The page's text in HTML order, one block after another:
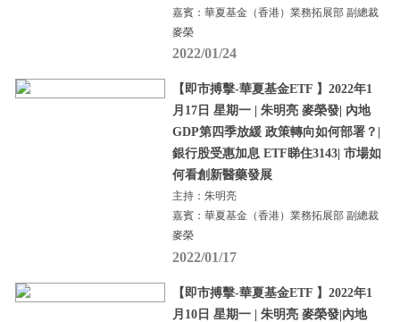
嘉賓：華夏基金（香港）業務拓展部 副總裁
麥榮
2022/01/24
【即市搏擊-華夏基金ETF 】2022年1
月17日 星期一 | 朱明亮 麥榮發| 內地
GDP第四季放緩 政策轉向如何部署？|
銀行股受惠加息 ETF睇住3143| 市場如
何看創新醫藥發展
主持：朱明亮
嘉賓：華夏基金（香港）業務拓展部 副總裁
麥榮
2022/01/17
【即市搏擊-華夏基金ETF 】2022年1
月10日 星期一 | 朱明亮 麥榮發|內地